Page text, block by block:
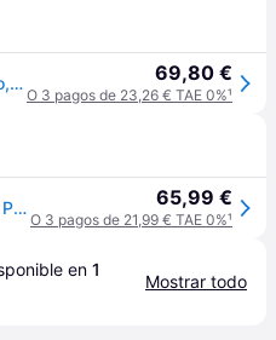
Smartwatch Xiaomi Band 9 Pro, GPS, Bluetooth, Plata 69,80 €
O 3 pagos de 23,26 € TAE 0%¹
Pulsera XIAOMI Smart Band 9 Pro (Rosa) 65,99 €
O 3 pagos de 21,99 € TAE 0%¹
en 1
Mostrar todo